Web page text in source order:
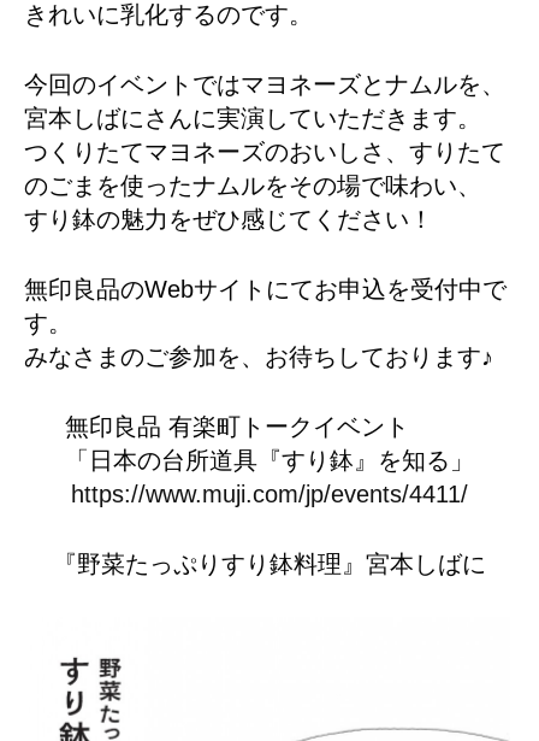
きれいに乳化するのです。
今回のイベントではマヨネーズとナムルを、
宮本しばにさんに実演していただきます。
つくりたてマヨネーズのおいしさ、すりたて
のごまを使ったナムルをその場で味わい、
すり鉢の魅力をぜひ感じてください！
無印良品のWebサイトにてお申込を受付中で
す。
みなさまのご参加を、お待ちしております♪
無印良品 有楽町トークイベント
「日本の台所道具『すり鉢』を知る」
https://www.muji.com/jp/events/4411/
『野菜たっぷりすり鉢料理』宮本しばに